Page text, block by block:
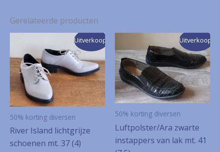
Gerelateerde producten
Uitverkoop!
50% korting diversen
River Island lichtgrijze
schoenen mt. 37 (4)
Uitverkoop!
50% korting diversen
Luftpolster/Ara zwarte
instappers van lak mt. 41